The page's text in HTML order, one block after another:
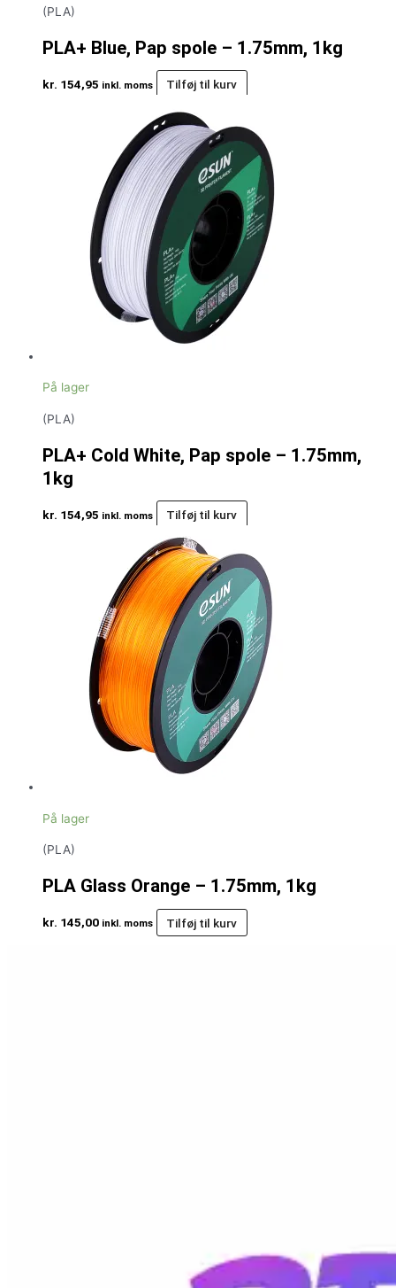
(PLA)
PLA+ Blue, Pap spole – 1.75mm, 1kg
kr. 154,95 inkl. moms Tilføj til kurv
På lager
(PLA)
PLA+ Cold White, Pap spole – 1.75mm,
1kg
kr. 154,95 inkl. moms Tilføj til kurv
På lager
(PLA)
PLA Glass Orange – 1.75mm, 1kg
kr. 145,00 inkl. moms Tilføj til kurv